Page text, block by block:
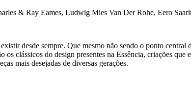
& Ray Eames, Ludwig Mies Van Der Rohe, Eero
desde sempre. Que mesmo não sendo o ponto
clássicos do design presentes na Essência, criações
mais desejadas de diversas gerações.